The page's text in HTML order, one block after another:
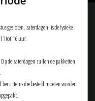
gesloten. zaterdagen is de fysieke
tot 16 uur.
de zaterdagen zullen de pakketten
items die besteld moeten worden